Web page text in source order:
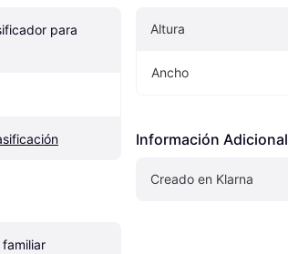
para
Altura
Ancho
Información Adicional
Creado en Klarna